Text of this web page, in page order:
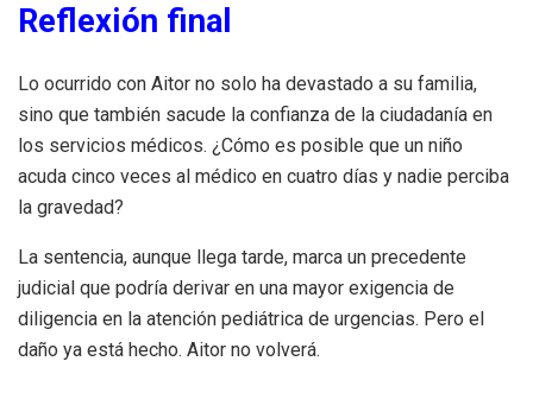
Reflexión final
Lo ocurrido con Aitor no solo ha devastado a su familia,
sino que también sacude la confianza de la ciudadanía en
los servicios médicos. ¿Cómo es posible que un niño
acuda cinco veces al médico en cuatro días y nadie perciba
la gravedad?
La sentencia, aunque llega tarde, marca un precedente
judicial que podría derivar en una mayor exigencia de
diligencia en la atención pediátrica de urgencias. Pero el
daño ya está hecho. Aitor no volverá.